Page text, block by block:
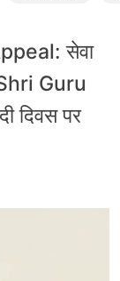
सेवा
Guru
दिवस पर